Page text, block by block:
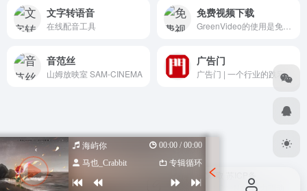
文字转语音
在线配音工具
免费视频下载
音范丝
山姆放映室 SAM-CINEMA
广告门
广告门 | 一个行业的跌宕起伏 | 专注于创意广告公司设计 | 聚集行业广告策划文案制作人才 | 广告行业招聘应聘求职专业平台。
Copyright © 2026 设计导航汇总-优质设计资源一站式获取
2022047798号
苏公网安备 32080102000318号 OneNav强力驱动
海屿你
00:00 / 00:00
马也_Crabbit
专辑循环